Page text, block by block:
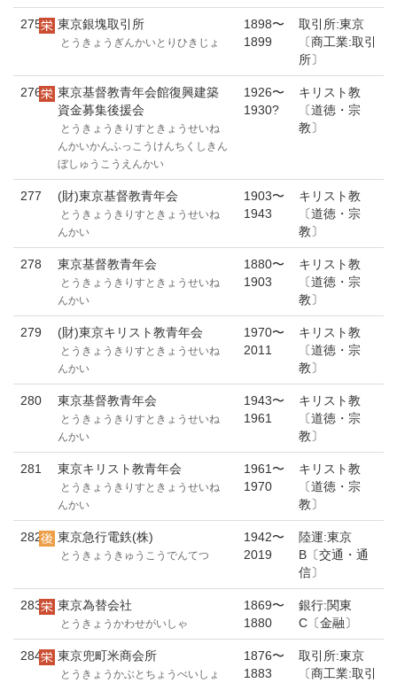
275 東京銀塊取引所
とうきょうぎんかいとりひきじょ
1898〜
1899
取引所:東京
〔商工業:取引
所〕
276
東京基督教青年会館復興建築
資金募集後援会
とうきょうきりすときょうせいね
んかいかんふっこうけんちくしきん
ぼしゅうこうえんかい
1926〜
1930?
キリスト教
〔道徳・宗
教〕
277 (財)東京基督教青年会
とうきょうきりすときょうせいね
んかい
1903〜
1943
キリスト教
〔道徳・宗
教〕
278 東京基督教青年会
とうきょうきりすときょうせいね
んかい
1880〜
1903
キリスト教
〔道徳・宗
教〕
279 (財)東京キリスト教青年会
とうきょうきりすときょうせいね
んかい
1970〜
2011
キリスト教
〔道徳・宗
教〕
280 東京基督教青年会
とうきょうきりすときょうせいね
んかい
1943〜
1961
キリスト教
〔道徳・宗
教〕
281 東京キリスト教青年会
とうきょうきりすときょうせいね
んかい
1961〜
1970
キリスト教
〔道徳・宗
教〕
282 東京急行電鉄(株)
とうきょうきゅうこうでんてつ
1942〜
2019
陸運:東京
B〔交通・通
信〕
283 東京為替会社
とうきょうかわせがいしゃ
1869〜
1880
銀行:関東
C〔金融〕
284 東京兜町米商会所
とうきょうかぶとちょうべいしょ
1876〜
1883
取引所:東京
〔商工業:取引